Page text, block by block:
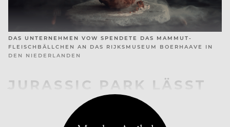
DAS UNTERNEHMEN VOW SPENDETE DAS MAMMUT-
FLEISCHBÄLLCHEN AN DAS RIJKSMUSEUM BOERHAAVE IN
DEN NIEDERLANDEN
JURASSIC PARK LÄSST